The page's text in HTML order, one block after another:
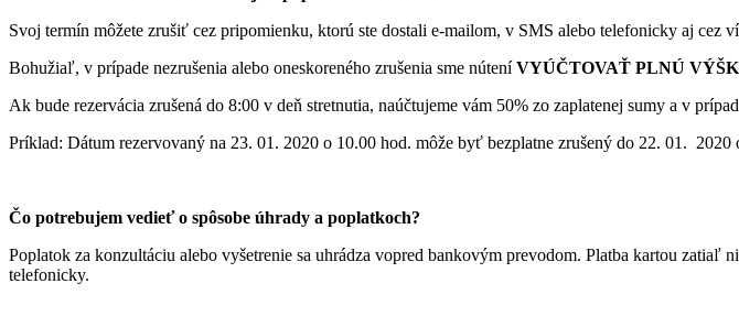
Svoj termín môžete zrušiť cez pripomienku, ktorú ste dostali e-mailom, v SMS alebo telefonicky aj
Bohužiaľ, v prípade nezrušenia alebo oneskoreného zrušenia sme núteníVYÚČTOVAŤ PLNÚ
Ak bude rezervácia zrušená do 8:00 v deň stretnutia, naúčtujeme vám 50% zo zaplatenej sumy a v
Príklad: Dátum rezervovaný na 23. 01. 2020 o 10.00 hod. môže byť bezplatne zrušený do 22. 01. 2020
Čo potrebujem vedieť o spôsobe úhrady a poplatkoch?
Poplatok za konzultáciu alebo vyšetrenie sa uhrádza vopred bankovým prevodom. Platba kartou
telefonicky.